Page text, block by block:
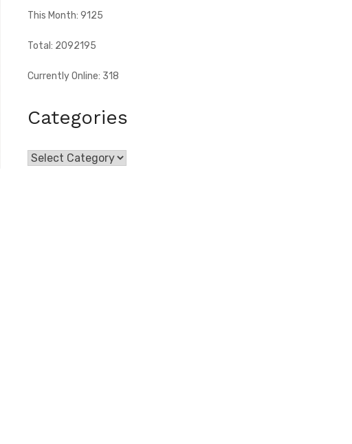
This Month: 9125
Total: 2092195
Currently Online: 318
Categories
Categories